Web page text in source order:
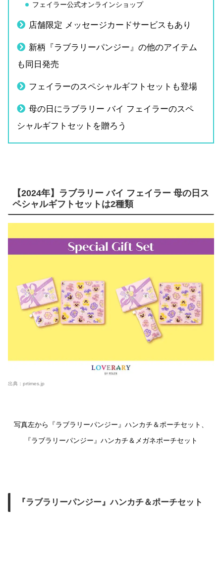
フェイラー公式オンラインショップ
店舗限定 メッセージカードサービスもあり
新柄『ラブラリーパンジー』の他のアイテム
も同日発売
フェイラーのスペシャルギフトセットも登場
母の日にラブラリー バイ フェイラーのスペ
シャルギフトセットを贈ろう
【2024年】ラブラリー バイ フェイラー 母の日ス
ペシャルギフトセットは2種類
出典： prtimes.jp
写真左から『ラブラリーパンジー』ハンカチ＆ポーチセット、
『ラブラリーパンジー』ハンカチ＆メガネポーチセット
『ラブラリーパンジー』ハンカチ＆ポーチセット